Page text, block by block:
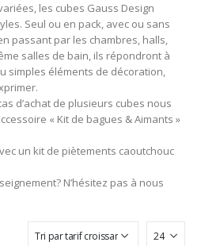
les cubes Gauss Design
Seul ou en pack, avec ou sans
passant par les chambres, halls,
salles de bain, ils répondront à
simples éléments de décoration,
d’achat de plusieurs cubes nous
« Kit de bagues & Aimants »
un kit de piètements caoutchouc
N’hésitez pas à nous